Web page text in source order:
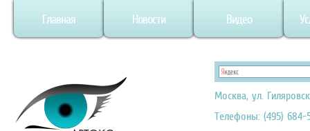
Главная Новости Видео
Москва, ул.
Телефоны: (495) 684-